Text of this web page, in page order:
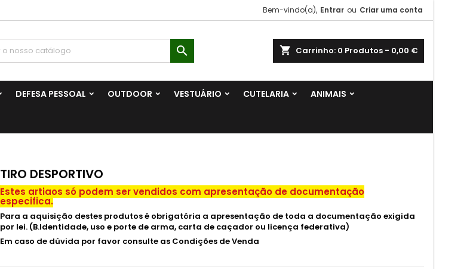
Bem-vindo(a), Entrar ou Criar uma conta
shopping_cart Carrinho: 0 Produtos - 0,00 €

DEFESA PESSOAL OUTDOOR VESTUÁRIO CUTELARIA ANIMAIS
TIRO DESPORTIVO
Estes artigos só podem ser vendidos com apresentação de documentação
especifica.
Para a aquisição destes produtos é obrigatória a apresentação de toda a documentação exigida
por lei. (B.Identidade, uso e porte de arma, carta de caçador ou licença federativa)
Em caso de dúvida por favor consulte as Condições de Venda